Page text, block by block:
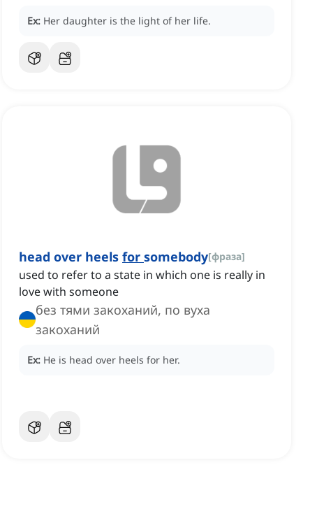
Ex: Her daughter is the light of her life.
head over heels for somebody[фраза]
used to refer to a state in which one is really in
love with someone
без тями закоханий, по вуха
закоханий
Ex: He is head over heels for her.